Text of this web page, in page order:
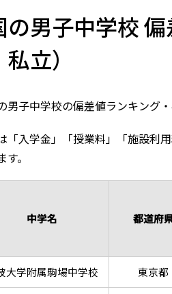
の男子中学校
立）
男子中学校の偏差値ランキング
「入学金」「授業料」「施設利
。
中学名 都道府
大学附属駒場中学校 東京都